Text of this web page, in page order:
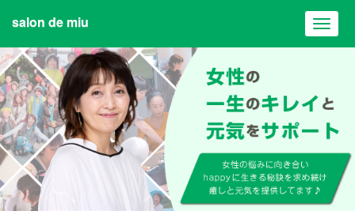
salon de miu